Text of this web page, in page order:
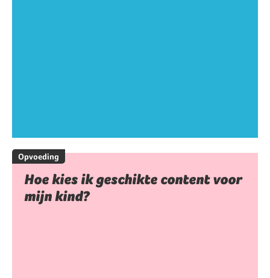
Opvoeding
Hoe kies ik geschikte content voor
mijn kind?